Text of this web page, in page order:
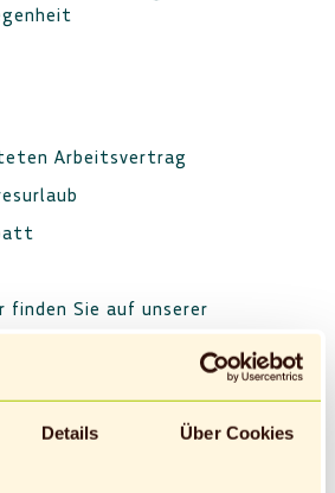
Details Über Cookies
Arbeitsvertrag
finden Sie auf unserer